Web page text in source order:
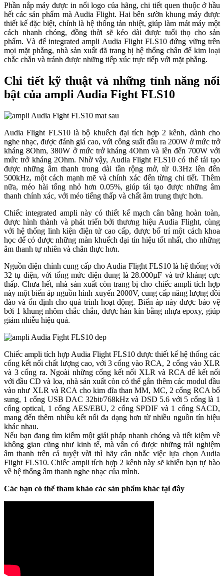
Phần nắp máy được in nổi logo của hãng, chi tiết quen thuộc ở hầu
hết các sản phẩm mà Audia Flight. Hai bên sườn khung máy được
thiết kế đặc biệt, chính là hệ thống tản nhiệt, giúp làm mát máy một
cách nhanh chóng, đồng thời sẽ kéo dài được tuổi thọ cho sản
phẩm. Và để integrated ampli Audia Flight FLS10 đứng vững trên
mọi mặt phẳng, nhà sản xuất đã trang bị hệ thống chân đế kim loại
chắc chắn và tránh được những tiếp xúc trực tiếp với mặt phẳng.
Chi tiết kỹ thuật và những tính năng nổi
bật của ampli Audia Fight FLS10
Audia Flight FLS10 là bộ khuếch đại tích hợp 2 kênh, dành cho
nghe nhạc, được đánh giá cao, với công suất đầu ra 200W ở mức trở
kháng 8Ohm, 380W ở mức trở kháng 4Ohm và lên đến 700W với
mức trở kháng 2Ohm. Nhờ vậy, Audia Flight FLS10 có thể tái tạo
được những âm thanh trong dài tần rộng mở, từ 0.3Hz lên đến
500kHz, một cách mạnh mẽ và chính xác đến từng chi tiết. Thêm
nữa, méo hài tổng nhỏ hơn 0.05%, giúp tái tạo được những âm
thanh chính xác, với méo tiếng thấp và chất âm trung thực hơn.
Chiếc integrated ampli này có thiết kế mạch cân bằng hoàn toàn,
được hình thành và phát triển bởi thương hiệu Audia Flight, cùng
với hệ thống linh kiện điện tử cao cấp, được bố trí một cách khoa
học để có được những màn khuếch đại tín hiệu tốt nhất, cho những
âm thanh tự nhiên và chân thực hơn.
Nguồn điện chính cung cấp cho Audia Flight FLS10 là hệ thống với
32 tụ điện, với tổng mức điện dung là 28.000µF và trở kháng cực
thấp. Chưa hết, nhà sản xuất còn trang bị cho chiếc ampli tích hợp
này một biến áp nguồn hình xuyến 2000V, cung cấp năng lượng dồi
dào và ổn định cho quá trình hoạt động. Biến áp này được bảo vệ
bởi 1 khung nhôm chắc chắn, được hàn kín bằng nhựa epoxy, giúp
giảm nhiễu hiệu quả.
Chiếc ampli tích hợp Audia Flight FLS10 được thiết kế hệ thống các
cổng kết nối chất lượng cao, với 3 cổng vào RCA, 2 cổng vào XLR
và 3 cổng ra. Ngoài những cổng kết nối XLR và RCA để kết nối
với đầu CD và loa, nhà sản xuất còn có thể gắn thêm các modul đầu
vào như XLR và RCA cho kim đĩa than MM, MC, 2 cổng RCA bổ
sung, 1 cổng USB DAC 32bit/768kHz và DSD 5.6 với 5 cổng là 1
cổng optical, 1 cổng AES/EBU, 2 cổng SPDIF và 1 cổng SACD,
mang đến thêm nhiều kết nối đa dạng hơn từ nhiều nguồn tín hiệu
khác nhau.
Nếu bạn đang tìm kiếm một giải pháp nhanh chóng và tiết kiệm về
không gian cũng như kinh tế, mà vẫn có được những trải nghiệm
âm thanh trên cả tuyệt vời thì hãy cân nhắc việc lựa chọn Audia
Flight FLS10. Chiếc ampli tích hợp 2 kênh này sẽ khiến bạn tự hào
về hệ thống âm thanh nghe nhạc của mình.
Các bạn có thể tham khảo các sản phẩm khác tại đây